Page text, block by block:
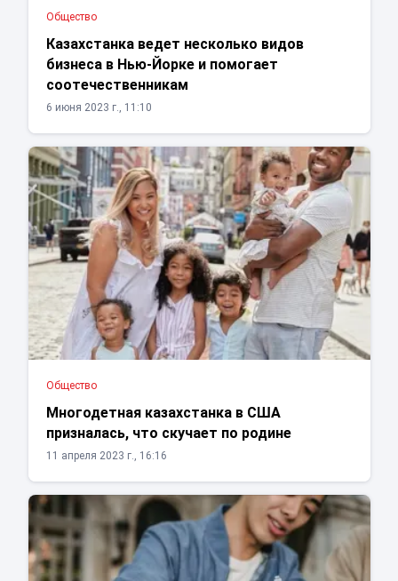
Общество
Казахстанка ведет несколько видов
бизнеса в Нью-Йорке и помогает
соотечественникам
6 июня 2023 г., 11:10
Общество
Многодетная казахстанка в США
призналась, что скучает по родине
11 апреля 2023 г., 16:16